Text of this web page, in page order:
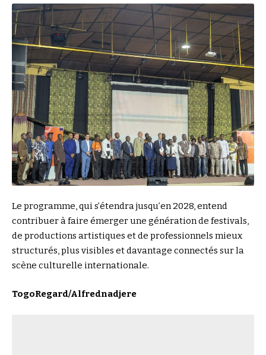
Le programme, qui s’étendra jusqu’en 2028, entend
contribuer à faire émerger une génération de festivals,
de productions artistiques et de professionnels mieux
structurés, plus visibles et davantage connectés sur la
scène culturelle internationale.
TogoRegard/Alfrednadjere